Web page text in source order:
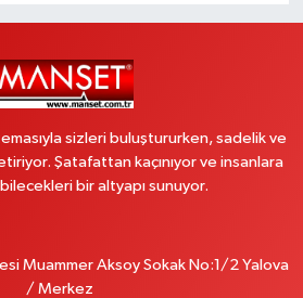
sizleri buluştururken, sadelik ve
Şatafattan kaçınıyor ve insanlara
bir altyapı sunuyor.
Muammer Aksoy Sokak No:1/2 Yalova
/ Merkez